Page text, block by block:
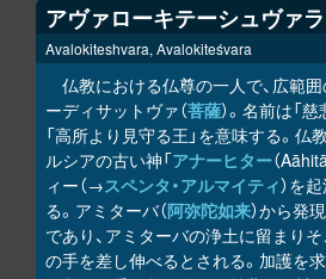
アヴァローキテーシュヴァラ
Avalokiteshvara, Avalokiteśvara
仏教における仏尊の一人で、広範
ーディサットヴァ（菩薩）。名前は「
「高所より見守る王」を意味する。仏
ルシアの古い神「アナーヒター（
ィー（→スペンタ・アルマイティ）を
る。アミターバ（阿弥陀如来）から発
であり、アミターバの浄土に留まり
の手を差し伸べるとされる。加護を